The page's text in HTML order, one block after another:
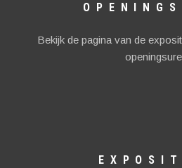
Bekijk de pagina van de